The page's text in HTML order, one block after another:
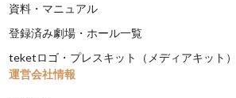
資料・マニュアル
登録済み劇場・ホール一覧
teketロゴ・プレスキット（メディアキット）
運営会社情報